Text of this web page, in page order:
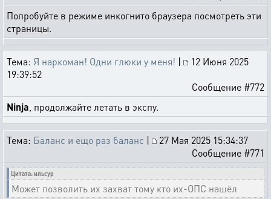
Попробуйте в режиме инкогнито браузера посмотреть эти
страницы.
Тема: Я наркоман! Одни глюки у меня! |
12 Июня 2025
19:39:52
Сообщение #772
Ninja , продолжайте летать в экспу.
Тема: Баланс и ещо раз баланс |
27 Мая 2025 15:34:37
Сообщение #771
Цитата: ильсур
Может позволить их захват тому кто их-ОПС нашёл